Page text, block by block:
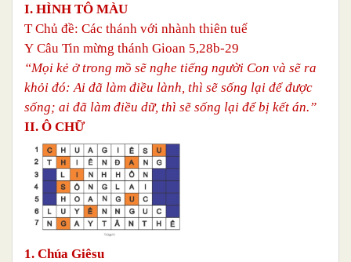
I. HÌNH TÔ MÀU
TChủ đề: Các thánh với nhành thiên tuế
Y Câu Tin mừng thánh Gioan 5,28b-29
“Mọi kẻ ở trong mồ sẽ nghe tiếng người Con và sẽ ra
khỏi đó: Ai đã làm điều lành, thì sẽ sống lại để được
sống; ai đã làm điều dữ, thì sẽ sống lại để bị kết án.”
II. Ô CHỮ
1. Chúa Giêsu